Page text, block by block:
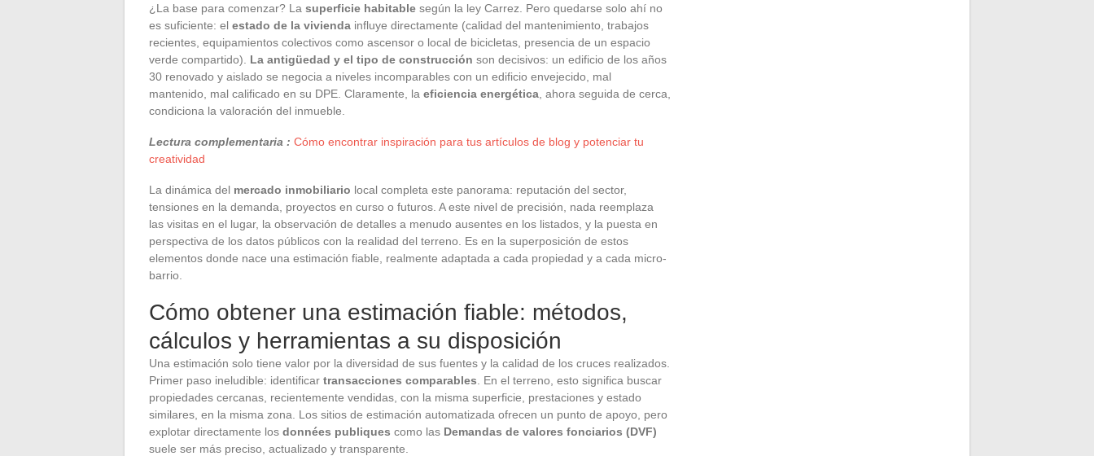
¿La base para comenzar? La superficie habitable según la ley Carrez. Pero quedarse solo ahí no
es suficiente: el estado de la vivienda influye directamente (calidad del mantenimiento, trabajos
recientes, equipamientos colectivos como ascensor o local de bicicletas, presencia de un espacio
verde compartido). La antigüedad y el tipo de construcción son decisivos: un edificio de los años
30 renovado y aislado se negocia a niveles incomparables con un edificio envejecido, mal
mantenido, mal calificado en su DPE. Claramente, la eficiencia energética , ahora seguida de cerca,
condiciona la valoración del inmueble.
Lectura complementaria : Cómo encontrar inspiración para tus artículos de blog y potenciar tu
creatividad
La dinámica del mercado inmobiliario local completa este panorama: reputación del sector,
tensiones en la demanda, proyectos en curso o futuros. A este nivel de precisión, nada reemplaza
las visitas en el lugar, la observación de detalles a menudo ausentes en los listados, y la puesta en
perspectiva de los datos públicos con la realidad del terreno. Es en la superposición de estos
elementos donde nace una estimación fiable, realmente adaptada a cada propiedad y a cada micro-
barrio.
Cómo obtener una estimación fiable: métodos,
cálculos y herramientas a su disposición
Una estimación solo tiene valor por la diversidad de sus fuentes y la calidad de los cruces realizados.
Primer paso ineludible: identificar transacciones comparables . En el terreno, esto significa buscar
propiedades cercanas, recientemente vendidas, con la misma superficie, prestaciones y estado
similares, en la misma zona. Los sitios de estimación automatizada ofrecen un punto de apoyo, pero
explotar directamente los données publiques como las Demandas de valores fonciarios (DVF)
suele ser más preciso, actualizado y transparente.